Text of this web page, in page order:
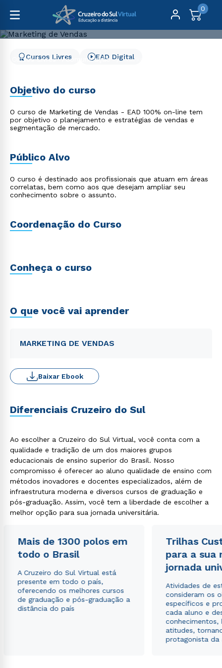
0
Cursos Livres Comunicação Marketing de Vendas
Cursos Livres EAD Digital
Objetivo do curso
O curso de Marketing de Vendas - EAD 100% on-line tem
por objetivo o planejamento e estratégias de vendas e
segmentação de mercado.
Público Alvo
O curso é destinado aos profissionais que atuam em áreas
correlatas, bem como aos que desejam ampliar seu
conhecimento sobre o assunto.
Coordenação do Curso
Conheça o curso
O que você vai aprender
MARKETING DE VENDAS
Baixar Ebook
Diferenciais Cruzeiro do Sul
Ao escolher a Cruzeiro do Sul Virtual, você conta com a
qualidade e tradição de um dos maiores grupos
educacionais de ensino superior do Brasil. Nosso
compromisso é oferecer ao aluno qualidade de ensino com
métodos inovadores e docentes especializados, além de
infraestrutura moderna e diversos cursos de graduação e
pós-graduação. Assim, você tem a liberdade de escolher a
melhor opção para sua jornada universitária.
Mais de 1300 polos em
todo o Brasil
A Cruzeiro do Sul Virtual está
presente em todo o país,
oferecendo os melhores cursos
de graduação e pós-graduação a
distância do país
Trilhas
para a sua
jornada
Atividades de
consideram os
específicos e
cada aluno e
conhecimentos,
atitudes,
protagonista da